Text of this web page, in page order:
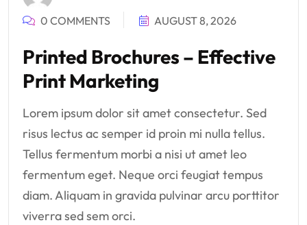
0 COMMENTS
AUGUST 8, 2026
Printed Brochures – Effective
Print Marketing
Lorem ipsum dolor sit amet consectetur. Sed
risus lectus ac semper id proin mi nulla tellus.
Tellus fermentum morbi a nisi ut amet leo
fermentum eget. Neque orci feugiat tempus
diam. Aliquam in gravida pulvinar arcu porttitor
viverra sed sem orci.